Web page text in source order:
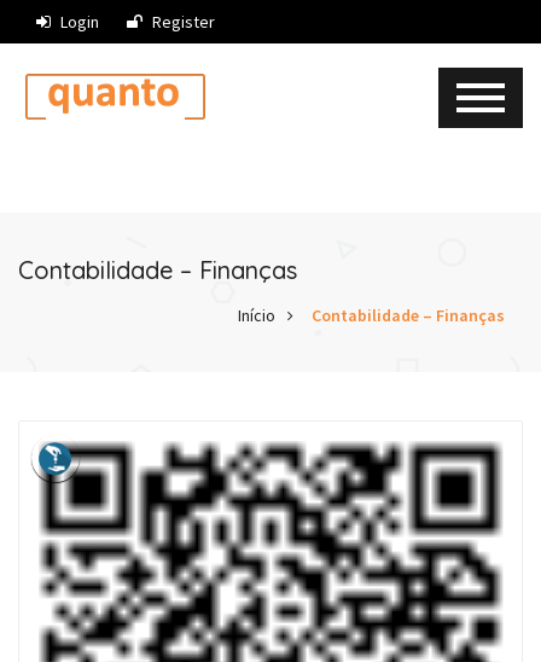
Login Register
Contabilidade – Finanças
Início Contabilidade – Finanças